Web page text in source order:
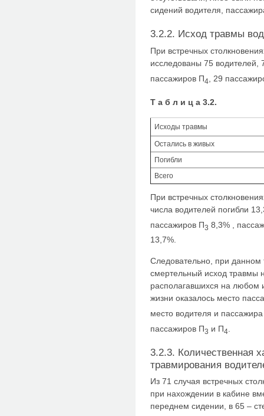
сидений водителя,
3.2.2. Исход травмы
При встречных
исследованы 75 водителей,
пассажиров П4 , 29
Т а б л и ц а 3.2.
Исходы травмы
Остались в живых
Погибли
Всего
При встречных
числа водителей погибли
пассажиров П3 8,3% ,
13,7%.
Следовательно, при данном
смертельный исход травмы
располагавшихся на любом
жизни оказалось место
место водителя и
пассажиров П3 и П4
3.2.3. Количественная
травмирования
Из 71 случая встречных
при нахождении в кабине
переднем сидении, в 65 –